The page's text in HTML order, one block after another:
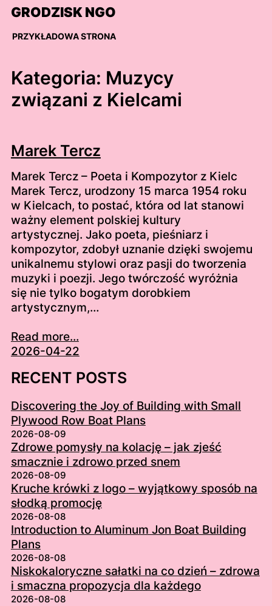
Skip
content
GRODZISK NGO
PRZYKŁADOWA STRONA
Kategoria: Muzycy
związani z Kielcami
Marek Tercz
Marek Tercz – Poeta i Kompozytor z Kielc
Marek Tercz, urodzony 15 marca 1954 roku
w Kielcach, to postać, która od lat stanowi
ważny element polskiej kultury
artystycznej. Jako poeta, pieśniarz i
kompozytor, zdobył uznanie dzięki swojemu
unikalnemu stylowi oraz pasji do tworzenia
muzyki i poezji. Jego twórczość wyróżnia
się nie tylko bogatym dorobkiem
artystycznym,…
Read more...
2026-04-22
RECENT POSTS
Discovering the Joy of Building with Small
Plywood Row Boat Plans
2026-08-09
Zdrowe pomysły na kolację – jak zjeść
smacznie i zdrowo przed snem
2026-08-09
Kruche krówki z logo – wyjątkowy sposób na
słodką promocję
2026-08-08
Introduction to Aluminum Jon Boat Building
Plans
2026-08-08
Niskokaloryczne sałatki na co dzień – zdrowa
i smaczna propozycja dla każdego
2026-08-08